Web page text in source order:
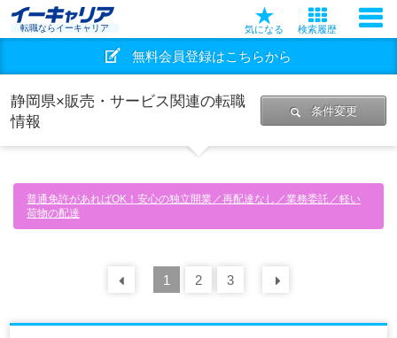
転職ならイーキャリア 気になる 検索履歴
無料会員登録はこちらから
静岡県×販売・サービス関連の転職
情報
条件変更
普通免許があればOK！安心の独立開業／再配達なし／業務委託／軽い
荷物の配達
前の 30
1 2 3